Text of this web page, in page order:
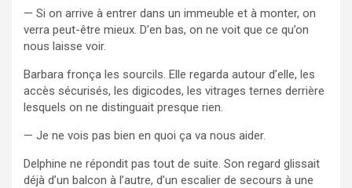
— Si on arrive à entrer dans un immeuble et à monter, on
verra peut-être mieux. D’en bas, on ne voit que ce qu’on
nous laisse voir.
Barbara fronça les sourcils. Elle regarda autour d’elle, les
accès sécurisés, les digicodes, les vitrages ternes derrière
lesquels on ne distinguait presque rien.
— Je ne vois pas bien en quoi ça va nous aider.
Delphine ne répondit pas tout de suite. Son regard glissait
déjà d’un balcon à l’autre, d’un escalier de secours à une